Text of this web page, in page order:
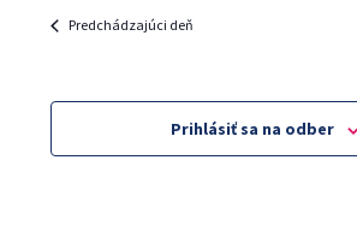
Predchádzajúci deň
Prihlásiť sa na odber